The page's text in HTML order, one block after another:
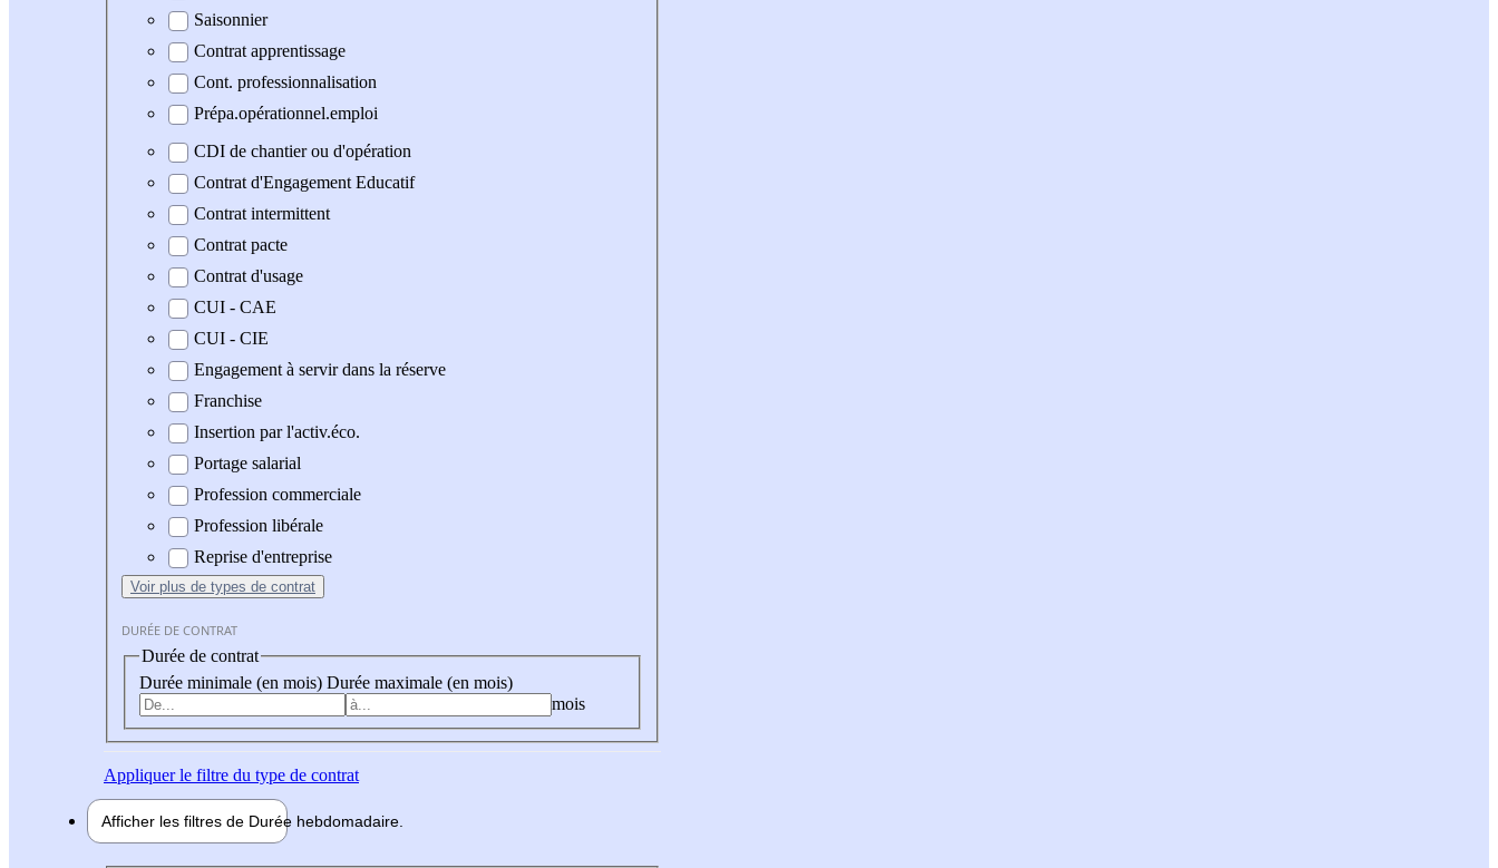
Saisonnier
Contrat apprentissage
Cont. professionnalisation
Prépa.opérationnel.emploi
CDI de chantier ou d'opération
Contrat d'Engagement Educatif
Contrat intermittent
Contrat pacte
Contrat d'usage
CUI - CAE
CUI - CIE
Engagement à servir dans la réserve
Franchise
Insertion par l'activ.éco.
Portage salarial
Profession commerciale
Profession libérale
Reprise d'entreprise
Voir plus de types de contrat
DURÉE DE CONTRAT
Durée de contrat
Durée minimale (en mois) Durée maximale (en mois)
mois
Appliquerle filtre du type de contrat
Afficher les filtres de Durée hebdomadaire